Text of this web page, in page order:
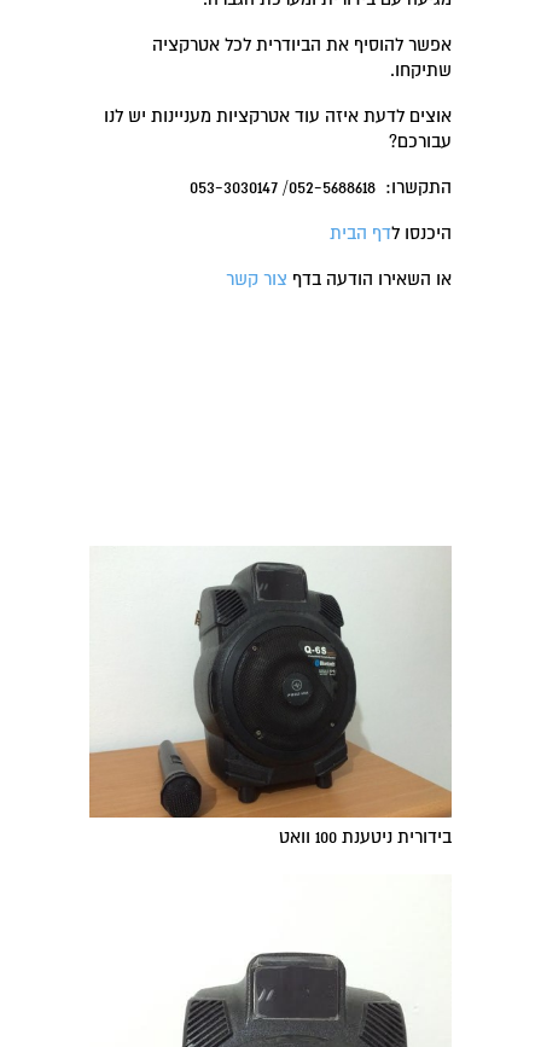
אפשר להוסיף את הביודרית לכל אטרקציה
שתיקחו.
אוצים לדעת איזה עוד אטרקציות מעניינות יש לנו
עבורכם?
התקשרו: 052-5688618/ 053-3030147
היכנסו לדף הבית
או השאירו הודעה בדף צור קשר
בידורית ניטענת 100 וואט